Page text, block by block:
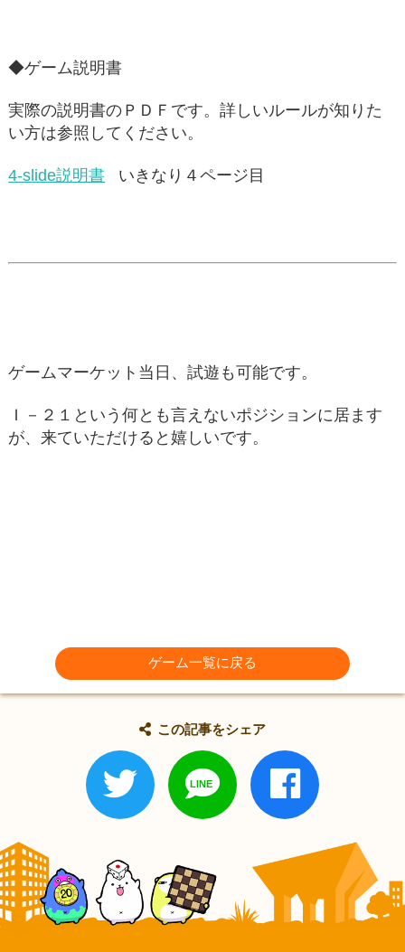
◆ゲーム説明書
実際の説明書のＰＤＦです。詳しいルールが知りた
い方は参照してください。
4-slide説明書 いきなり４ページ目
ゲームマーケット当日、試遊も可能です。
Ｉ－２１という何とも言えないポジションに居ます
が、来ていただけると嬉しいです。
ゲーム一覧に戻る
この記事をシェア